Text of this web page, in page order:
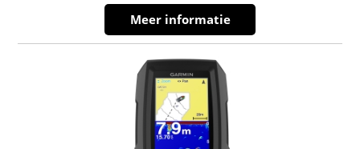
Meer informatie